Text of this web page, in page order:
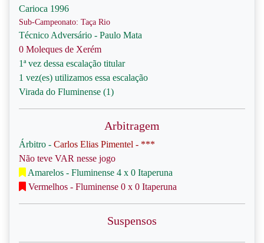
Carioca 1996
Sub-Campeonato: Taça Rio
Técnico Adversário - Paulo Mata
0 Moleques de Xerém
1ª vez dessa escalação titular
1 vez(es) utilizamos essa escalação
Virada do Fluminense (1)
Arbitragem
Árbitro - Carlos Elias Pimentel - ***
Não teve VAR nesse jogo
Amarelos - Fluminense 4 x 0 Itaperuna
Vermelhos - Fluminense 0 x 0 Itaperuna
Suspensos